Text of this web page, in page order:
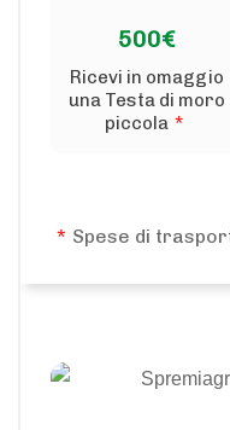
500€
Ricevi in omaggio
una Testa di moro
piccola *
* Spese di